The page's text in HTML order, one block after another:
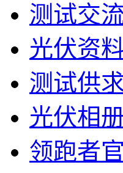
测试交
光伏资
测试供
光伏相
领跑者